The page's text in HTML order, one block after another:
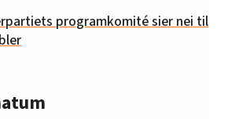
programkomité sier nei til